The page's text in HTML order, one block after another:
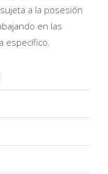
a la posesión
en las
específico.